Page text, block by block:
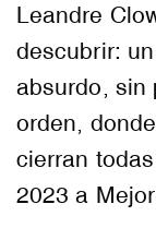
Leandre
descubrir:
absurdo, sin
orden,
cierran
2023 a